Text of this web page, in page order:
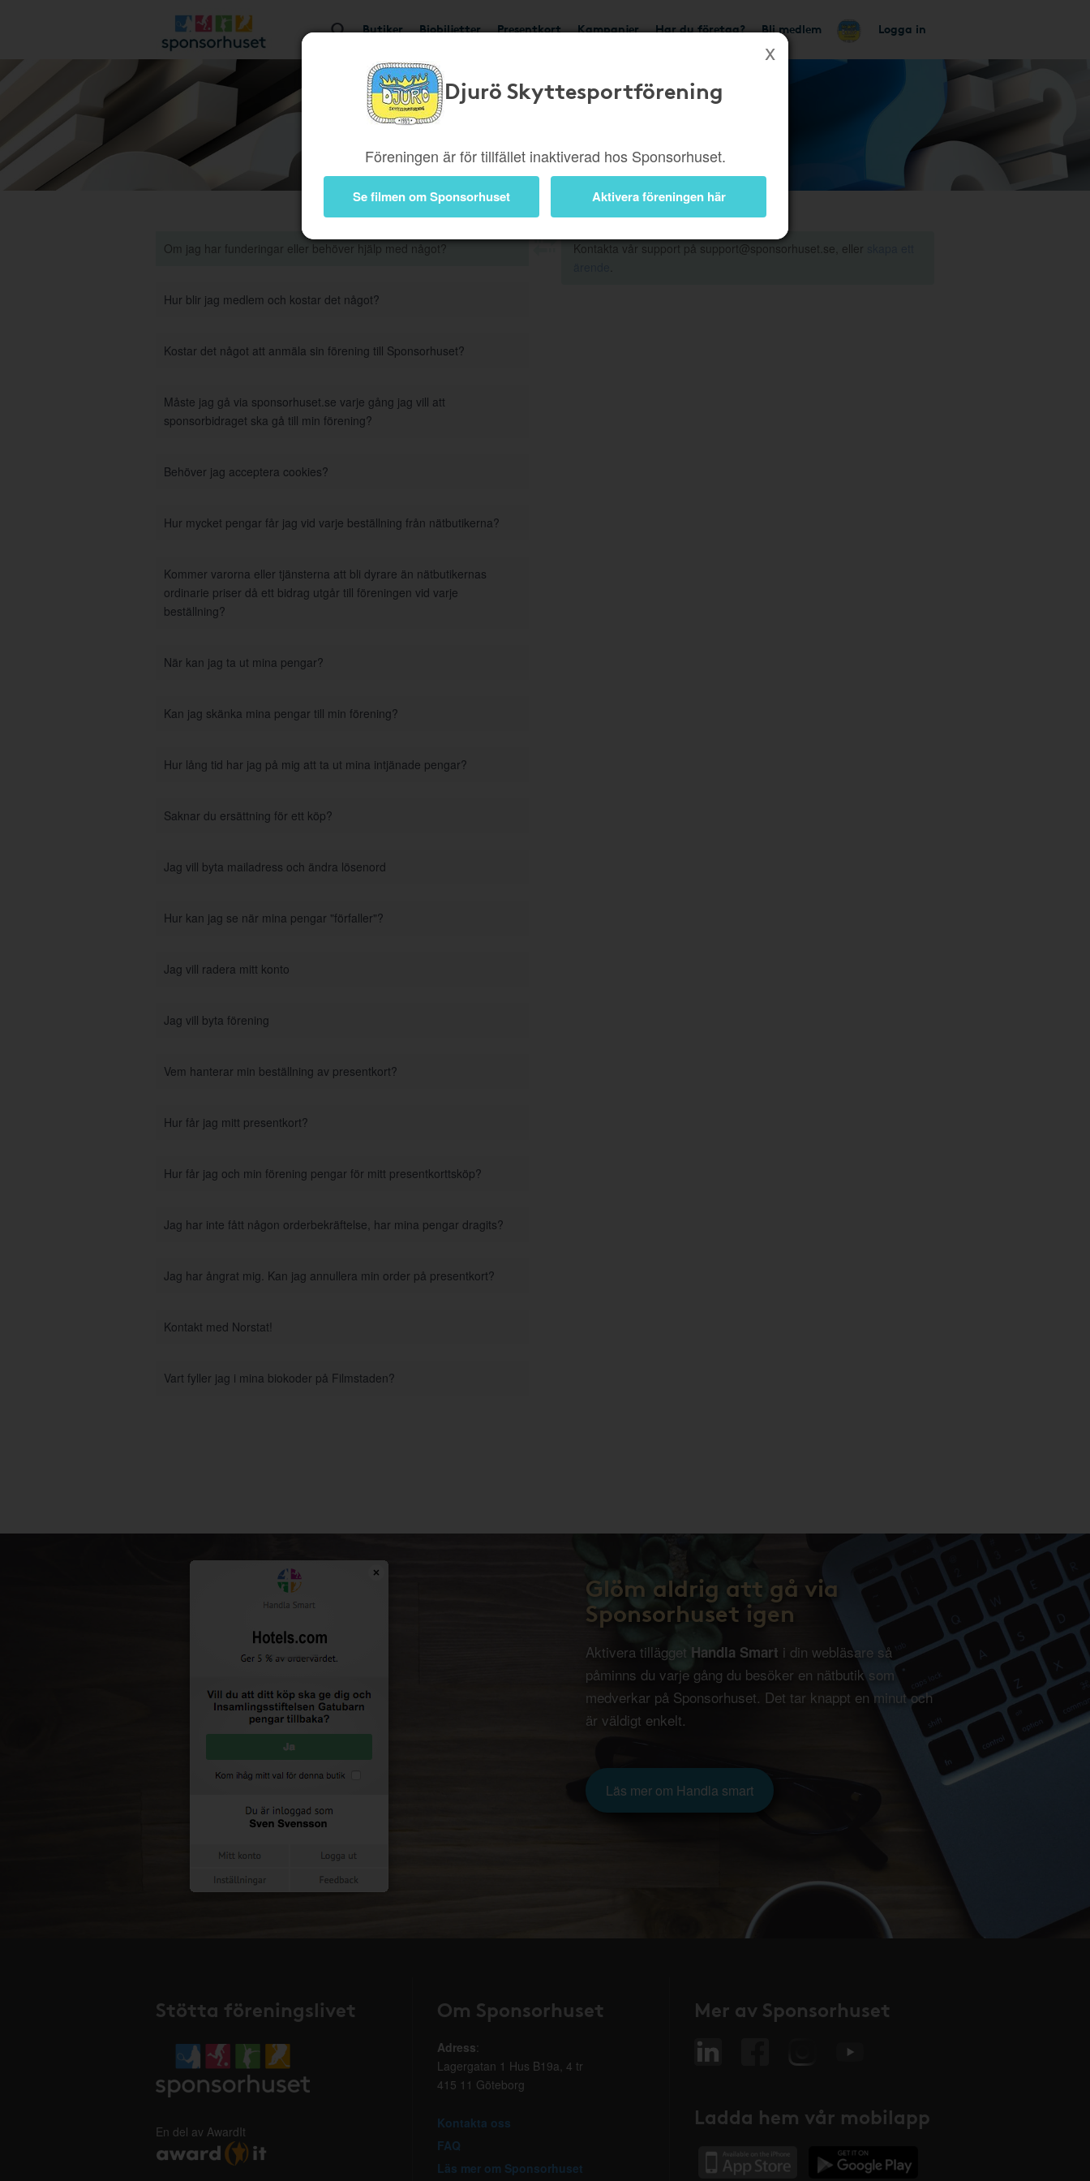
Butiker Biobiljetter Presentkort Kampanjer Har du företag? Bli medlem Logga in
Djurö Skyttesportförening
Föreningen är för tillfället inaktiverad hos Sponsorhuset.
Se filmen om Sponsorhuset Aktivera föreningen här
Frågor och Svar
Om jag har funderingar eller behöver hjälp med något?
Hur blir jag medlem och kostar det något?
Kostar det något att anmäla sin förening till Sponsorhuset?
Måste jag gå via sponsorhuset.se varje gång jag vill att
sponsorbidraget ska gå till min förening?
Behöver jag acceptera cookies?
Hur mycket pengar får jag vid varje beställning från nätbutikerna?
Kommer varorna eller tjänsterna att bli dyrare än nätbutikernas
ordinarie priser då ett bidrag utgår till föreningen vid varje
beställning?
När kan jag ta ut mina pengar?
Kan jag skänka mina pengar till min förening?
Hur lång tid har jag på mig att ta ut mina intjänade pengar?
Saknar du ersättning för ett köp?
Jag vill byta mailadress och ändra lösenord
Hur kan jag se när mina pengar "förfaller"?
Jag vill radera mitt konto
Jag vill byta förening
Vem hanterar min beställning av presentkort?
Hur får jag mitt presentkort?
Hur får jag och min förening pengar för mitt presentkorttsköp?
Jag har inte fått någon orderbekräftelse, har mina pengar dragits?
Jag har ångrat mig. Kan jag annullera min order på presentkort?
Kontakt med Norstat!
Vart fyller jag i mina biokoder på Filmstaden?
Kontakta vår support på support@sponsorhuset.se, eller
Glöm aldrig att gå via
Sponsorhuset igen
Aktivera tillägget Handla Smart i din webläsare så
påminns du varje gång du besöker en nätbutik som
medverkar på Sponsorhuset. Det tar knappt en minut och
är väldigt enkelt.
Läs mer om Handla smart
Stötta föreningslivet
En del av AwardIt
Om Sponsorhuset
Adress:
Lagergatan 1 Hus B19a, 4 tr
415 11 Göteborg
Kontakta oss
FAQ
Läs mer om Sponsorhuset
Mer av Sponsorhuset
Ladda hem vår mobilapp